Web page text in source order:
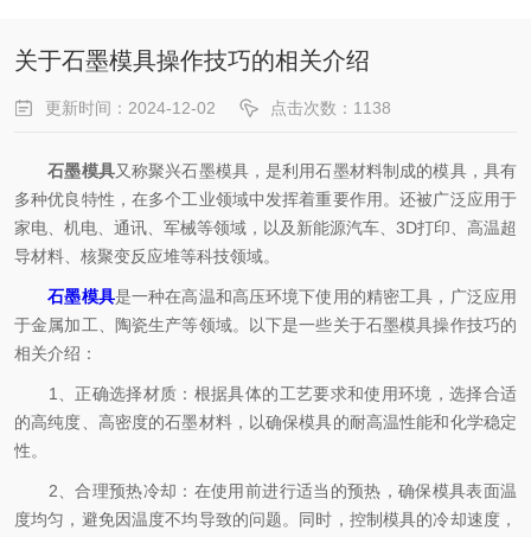
关于石墨模具操作技巧的相关介绍
更新时间：2024-12-02 点击次数：1138
石墨模具又称聚兴石墨模具，是利用石墨材料制成的模具，具有
多种优良特性，在多个工业领域中发挥着重要作用。还被广泛应用于
家电、机电、通讯、军械等领域，以及新能源汽车、3D打印、高温超
导材料、核聚变反应堆等科技领域。
石墨模具是一种在高温和高压环境下使用的精密工具，广泛应用
于金属加工、陶瓷生产等领域。以下是一些关于石墨模具操作技巧的
相关介绍：
1、正确选择材质：根据具体的工艺要求和使用环境，选择合适
的高纯度、高密度的石墨材料，以确保模具的耐高温性能和化学稳定
性。
2、合理预热冷却：在使用前进行适当的预热，确保模具表面温
度均匀，避免因温度不均导致的问题。同时，控制模具的冷却速度，